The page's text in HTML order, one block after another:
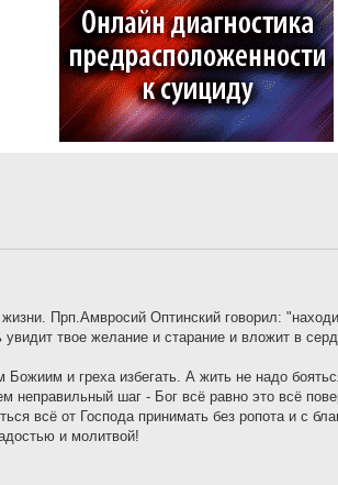
Прп.Амвросий Оптинский говорил:
твое желание и старание и вложит в
и греха избегать. А жить не надо
неправильный шаг - Бог всё равно это всё
всё от Господа принимать без ропота и с
и молитвой!